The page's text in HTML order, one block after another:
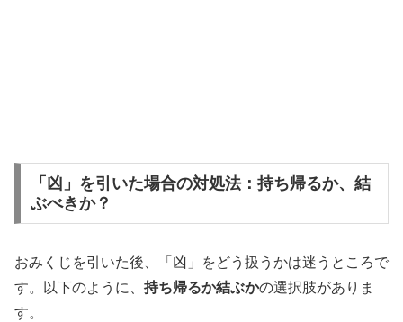
「凶」を引いた場合の対処法：持ち帰るか、結
ぶべきか？
おみくじを引いた後、「凶」をどう扱うかは迷うところで
す。以下のように、 持ち帰るか結ぶかの選択肢がありま
す。